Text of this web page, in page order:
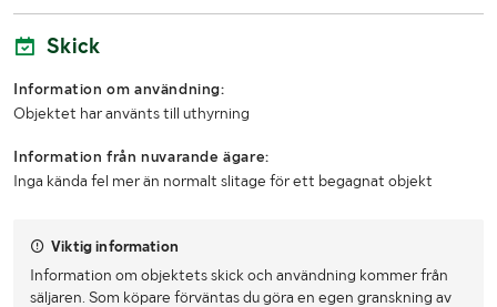
Skick
Information om användning:
Objektet har använts till uthyrning
Information från nuvarande ägare:
Inga kända fel mer än normalt slitage för ett begagnat objekt
Viktig information
Information om objektets skick och användning kommer från
säljaren. Som köpare förväntas du göra en egen granskning av